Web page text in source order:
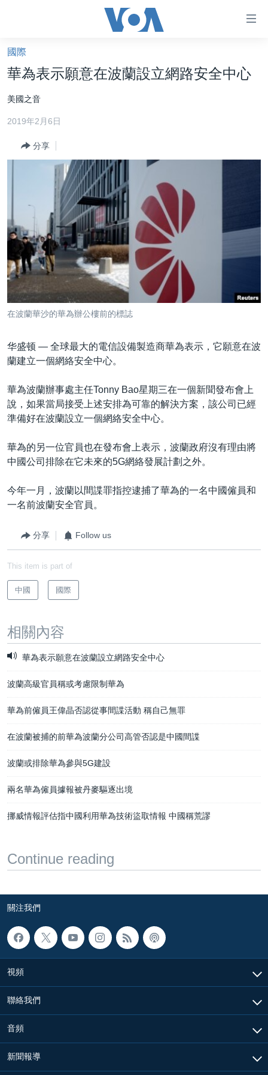
礙
鏈
接
跳
轉
容
導
航
轉
到
索
港澳
台灣
美中關係
美國
中國
國際
經貿
每日視頻新聞
VOA 60秒 (國際)
美國專訊
視頻存檔
音頻
時事經緯
新聞音頻
海外港人
美國透視
廣播節目表
關注我們
其他語言網站
國際
華為表示願意在波蘭設立網路安全中心
美國之音
2019年2月6日
分享
在波蘭華沙的華為辦公樓前的標誌
华盛顿 — 全球最大的電信設備製造商華為表示，它願意在波
蘭建立一個網絡安全中心。
華為波蘭辦事處主任Tonny Bao星期三在一個新聞發布會上
說，如果當局接受上述安排為可靠的解決方案，該公司已經
準備好在波蘭設立一個網絡安全中心。
華為的另一位官員也在發布會上表示，波蘭政府沒有理由將
中國公司排除在它未來的5G網絡發展計劃之外。
今年一月，波蘭以間諜罪指控逮捕了華為的一名中國僱員和
一名前波蘭安全官員。
分享 Follow us
This item is part of
中國 國際
相關內容
華為表示願意在波蘭設立網路安全中心
波蘭高級官員稱或考慮限制華為
華為前僱員王偉晶否認從事間諜活動 稱自己無罪
在波蘭被捕的前華為波蘭分公司高管否認是中國間諜
波蘭或排除華為參與5G建設
兩名華為僱員據報被丹麥驅逐出境
挪威情報評估指中國利用華為技術盜取情報 中國稱荒謬
Continue reading
關注我們
視頻
聯絡我們
音頻
新聞報導